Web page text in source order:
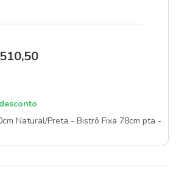
,50
Natural/Preta - Bistrô Fixa 78cm pta -